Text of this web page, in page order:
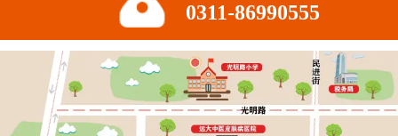
0311-86990555